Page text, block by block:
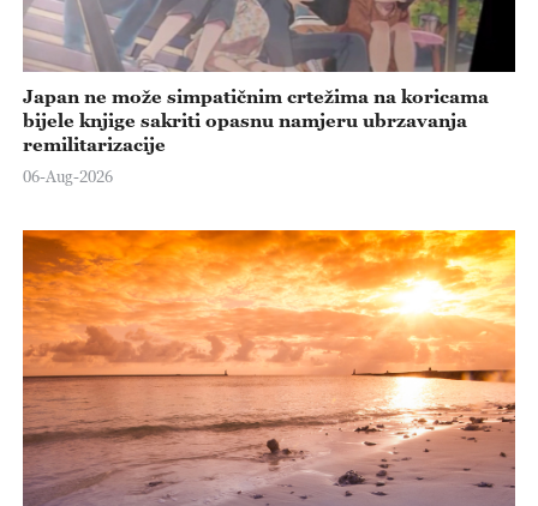
Japan ne može simpatičnim crtežima na koricama
bijele knjige sakriti opasnu namjeru ubrzavanja
remilitarizacije
06-Aug-2026